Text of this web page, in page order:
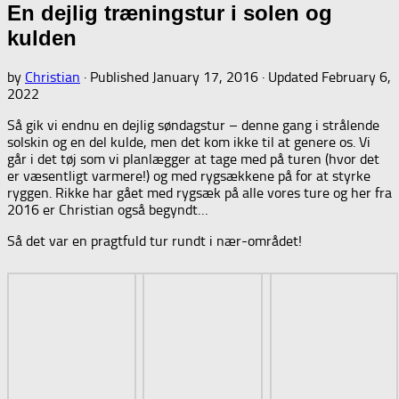
En dejlig træningstur i solen og
kulden
by Christian · Published January 17, 2016 · Updated February 6,
2022
Så gik vi endnu en dejlig søndagstur – denne gang i strålende
solskin og en del kulde, men det kom ikke til at genere os. Vi
går i det tøj som vi planlægger at tage med på turen (hvor det
er væsentligt varmere!) og med rygsækkene på for at styrke
ryggen. Rikke har gået med rygsæk på alle vores ture og her fra
2016 er Christian også begyndt…
Så det var en pragtfuld tur rundt i nær-området!